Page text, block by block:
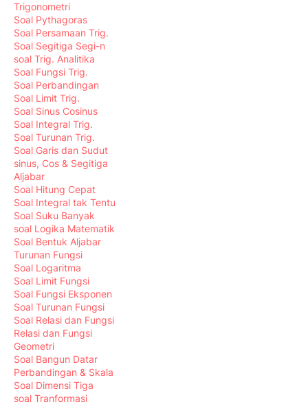
Trigonometri
Soal Pythagoras
Soal Persamaan Trig.
Soal Segitiga Segi-n
soal Trig. Analitika
Soal Fungsi Trig.
Soal Perbandingan
Soal Limit Trig.
Soal Sinus Cosinus
Soal Integral Trig.
Soal Turunan Trig.
Soal Garis dan Sudut
sinus, Cos & Segitiga
Aljabar
Soal Hitung Cepat
Soal Integral tak Tentu
Soal Suku Banyak
soal Logika Matematik
Soal Bentuk Aljabar
Turunan Fungsi
Soal Logaritma
Soal Limit Fungsi
Soal Fungsi Eksponen
Soal Turunan Fungsi
Soal Relasi dan Fungsi
Relasi dan Fungsi
Geometri
Soal Bangun Datar
Perbandingan & Skala
Soal Dimensi Tiga
soal Tranformasi